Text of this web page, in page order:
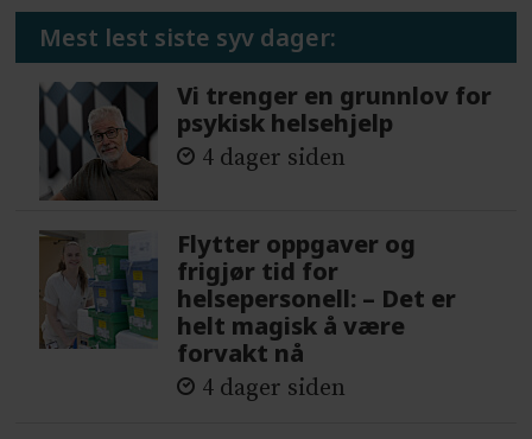
Mest lest siste syv dager:
Vi trenger en grunnlov for
psykisk helsehjelp
4 dager siden
Flytter oppgaver og
frigjør tid for
helsepersonell: – Det er
helt magisk å være
forvakt nå
4 dager siden